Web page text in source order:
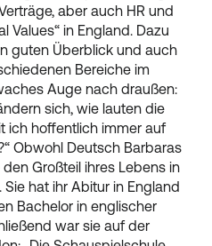
aber auch HR und
Values“ in England. Dazu
guten Überblick und auch
Bereiche im
Auge nach draußen:
sich, wie lauten die
ich hoffentlich immer auf
Obwohl Deutsch Barbaras
Großteil ihres Lebens in
hat ihr Abitur in England
Bachelor in englischer
war sie auf der